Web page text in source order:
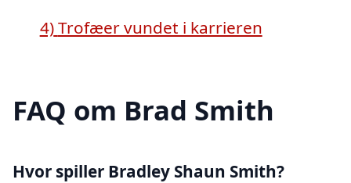
4)Trofæer vundet i karrieren
FAQ om Brad Smith
Hvor spiller Bradley Shaun Smith?